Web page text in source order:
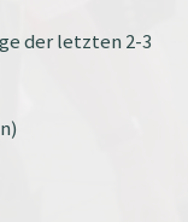
der letzten 2-3